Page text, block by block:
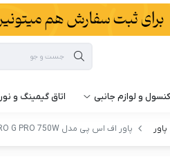
کنسول و لوازم جانبی اتاق گیمینگ و نور
پاور پاور اف اس پی مدل HYDRO G PRO 750W